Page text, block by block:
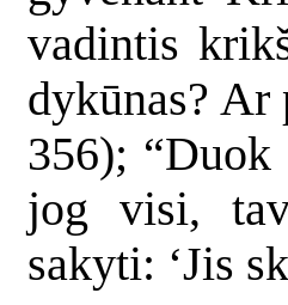
vadintis
dykūnas? Ar
356);
jog visi,
sakyti: ‘Jis